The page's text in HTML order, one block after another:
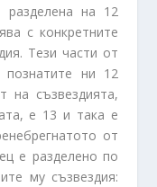
разделена на 12
с конкретните
Тези части от
познатите ни 12
на съзвездията,
е 13 и така е
от
е разделено по
му съзвездия: